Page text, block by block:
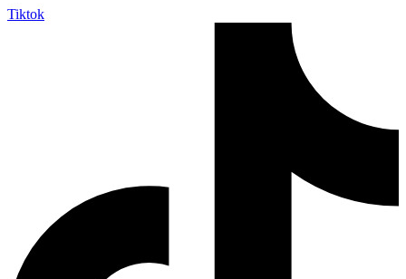
Tiktok